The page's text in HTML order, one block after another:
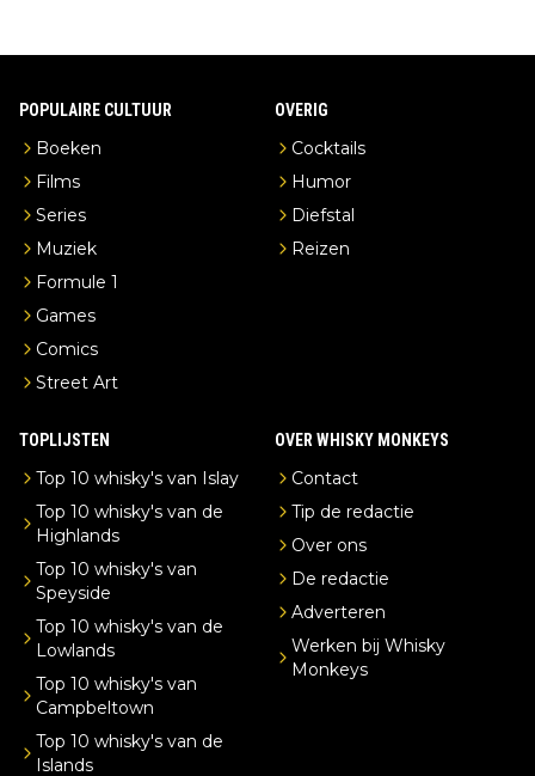
POPULAIRE CULTUUR
Boeken
Films
Series
Muziek
Formule 1
Games
Comics
Street Art
OVERIG
Cocktails
Humor
Diefstal
Reizen
TOPLIJSTEN
Top 10 whisky's van Islay
Top 10 whisky's van de
Highlands
Top 10 whisky's van
Speyside
Top 10 whisky's van de
Lowlands
Top 10 whisky's van
Campbeltown
Top 10 whisky's van de
Islands
OVER WHISKY MONKEYS
Contact
Tip de redactie
Over ons
De redactie
Adverteren
Werken bij Whisky
Monkeys